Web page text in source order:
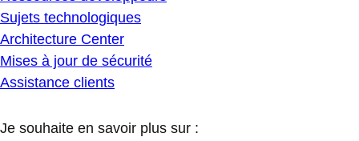
Sujets technologiques
Architecture Center
Mises à jour de sécurité
Assistance clients
Je souhaite en savoir plus sur :